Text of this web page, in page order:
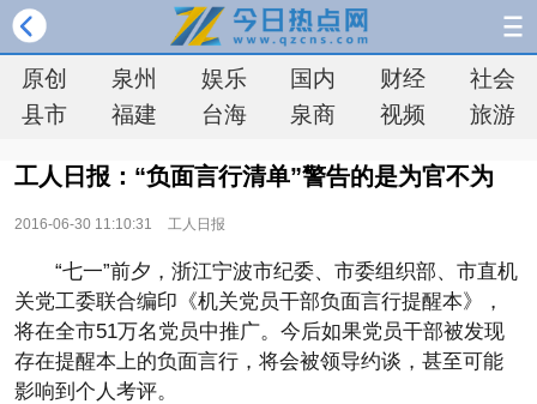
原创 泉州 娱乐 国内 财经
社会
县市
福建 台海 泉商 视频 旅游
工人日报：“负面言行清单”警告的是为官不为
2016-06-30 11:10:31 工人日报
“七一”前夕，浙江宁波市纪委、市委组织部、市直机
关党工委联合编印《机关党员干部负面言行提醒本》，
将在全市51万名党员中推广。今后如果党员干部被发现
存在提醒本上的负面言行，将会被领导约谈，甚至可能
影响到个人考评。